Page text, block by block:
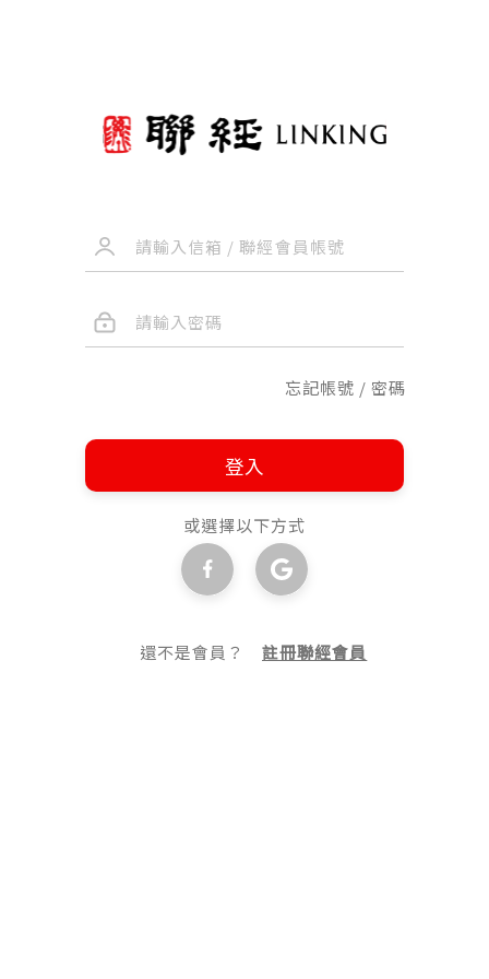
忘記帳號 / 密碼
登入
或選擇以下方式
還不是會員？註冊聯經會員